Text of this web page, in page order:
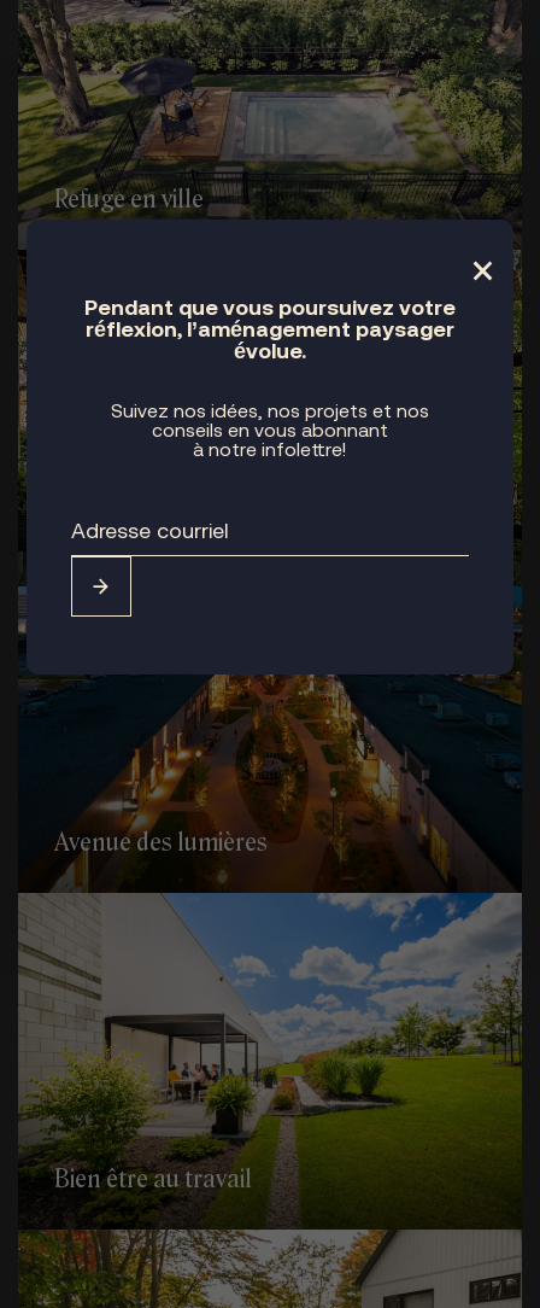
Refuge en ville
– Montréal, Westmount
Avenue des lumières
Bien être au travail
×
Pendant que vous poursuivez votre
réflexion, l’aménagement paysager
évolue.
Suivez nos idées, nos projets et nos
conseils en vous abonnant
à notre infolettre!